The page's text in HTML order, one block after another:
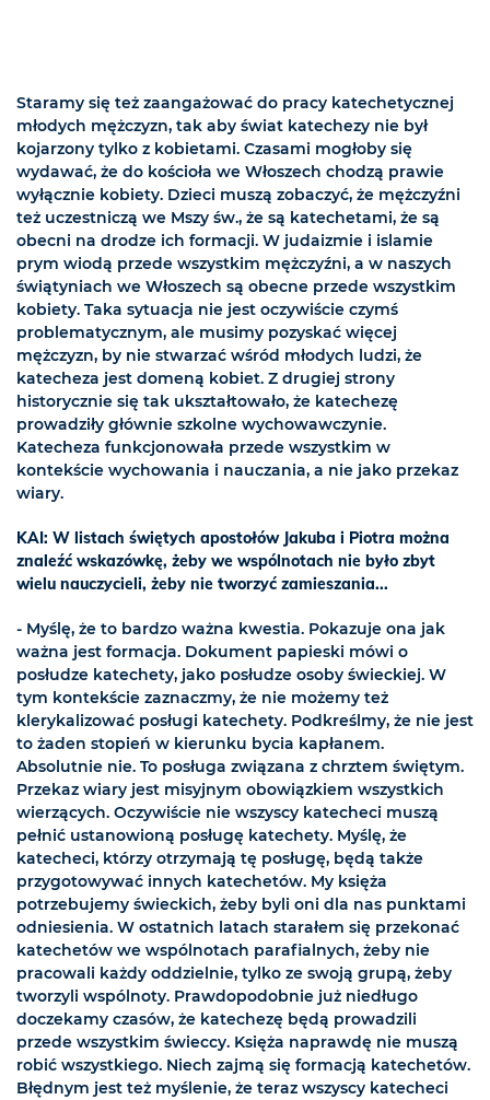
Staramy się też zaangażować do pracy katechetycznej
młodych mężczyzn, tak aby świat katechezy nie był
kojarzony tylko z kobietami. Czasami mogłoby się
wydawać, że do kościoła we Włoszech chodzą prawie
wyłącznie kobiety. Dzieci muszą zobaczyć, że mężczyźni
też uczestniczą we Mszy św., że są katechetami, że są
obecni na drodze ich formacji. W judaizmie i islamie
prym wiodą przede wszystkim mężczyźni, a w naszych
świątyniach we Włoszech są obecne przede wszystkim
kobiety. Taka sytuacja nie jest oczywiście czymś
problematycznym, ale musimy pozyskać więcej
mężczyzn, by nie stwarzać wśród młodych ludzi, że
katecheza jest domeną kobiet. Z drugiej strony
historycznie się tak ukształtowało, że katechezę
prowadziły głównie szkolne wychowawczynie.
Katecheza funkcjonowała przede wszystkim w
kontekście wychowania i nauczania, a nie jako przekaz
wiary.
KAI: W listach świętych apostołów Jakuba i Piotra można
znaleźć wskazówkę, żeby we wspólnotach nie było zbyt
wielu nauczycieli, żeby nie tworzyć zamieszania...
- Myślę, że to bardzo ważna kwestia. Pokazuje ona jak
ważna jest formacja. Dokument papieski mówi o
posłudze katechety, jako posłudze osoby świeckiej. W
tym kontekście zaznaczmy, że nie możemy też
klerykalizować posługi katechety. Podkreślmy, że nie jest
to żaden stopień w kierunku bycia kapłanem.
Absolutnie nie. To posługa związana z chrztem świętym.
Przekaz wiary jest misyjnym obowiązkiem wszystkich
wierzących. Oczywiście nie wszyscy katecheci muszą
pełnić ustanowioną posługę katechety. Myślę, że
katecheci, którzy otrzymają tę posługę, będą także
przygotowywać innych katechetów. My księża
potrzebujemy świeckich, żeby byli oni dla nas punktami
odniesienia. W ostatnich latach starałem się przekonać
katechetów we wspólnotach parafialnych, żeby nie
pracowali każdy oddzielnie, tylko ze swoją grupą, żeby
tworzyli wspólnoty. Prawdopodobnie już niedługo
doczekamy czasów, że katechezę będą prowadzili
przede wszystkim świeccy. Księża naprawdę nie muszą
robić wszystkiego. Niech zajmą się formacją katechetów.
Błędnym jest też myślenie, że teraz wszyscy katecheci